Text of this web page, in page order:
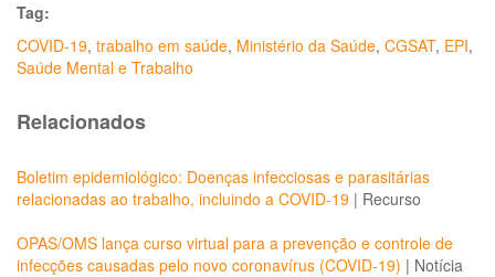
Tag:
COVID-19, trabalho em saúde, Ministério da Saúde, CGSAT, EPI,
Saúde Mental e Trabalho
Relacionados
Boletim epidemiológico: Doenças infecciosas e parasitárias
relacionadas ao trabalho, incluindo a COVID-19 | Recurso
OPAS/OMS lança curso virtual para a prevenção e controle de
infecções causadas pelo novo coronavírus (COVID-19) | Notícia